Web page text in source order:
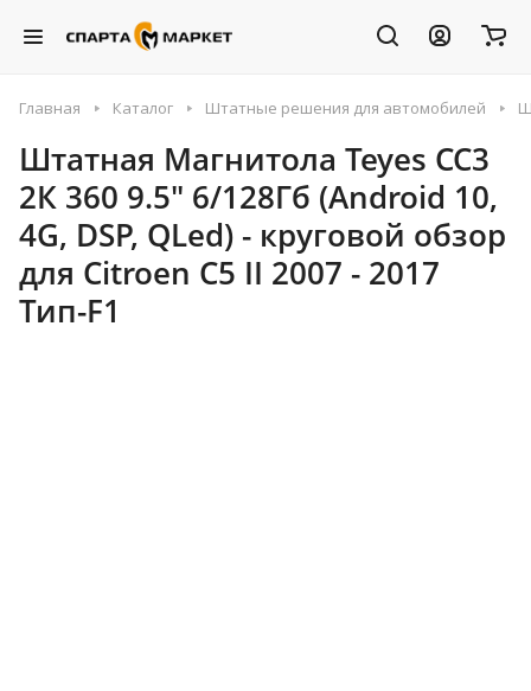
Главная Каталог Штатные решения для автомобилей
Штатная Магнитола Teyes CC3
2К 360 9.5" 6/128Гб (Android 10,
4G, DSP, QLed) - круговой обзор
для Citroen C5 II 2007 - 2017
Тип-F1